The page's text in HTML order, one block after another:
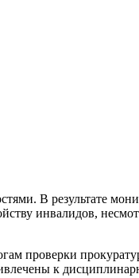
В результате
инвалидов,
проверки
к